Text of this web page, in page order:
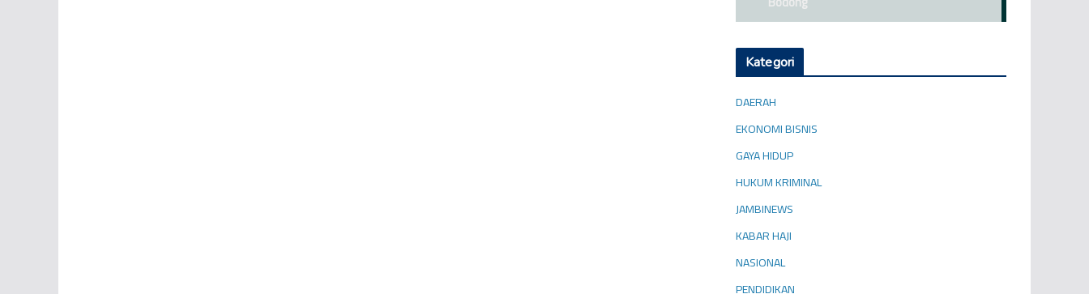
Kategori
DAERAH
EKONOMI BISNIS
GAYA HIDUP
HUKUM KRIMINAL
JAMBINEWS
KABAR HAJI
NASIONAL
PENDIDIKAN